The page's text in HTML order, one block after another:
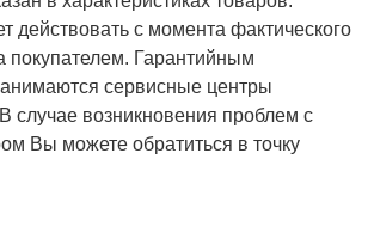
действовать с момента фактического
покупателем. Гарантийным
сервисные центры
случае возникновения проблем с
Вы можете обратиться в точку